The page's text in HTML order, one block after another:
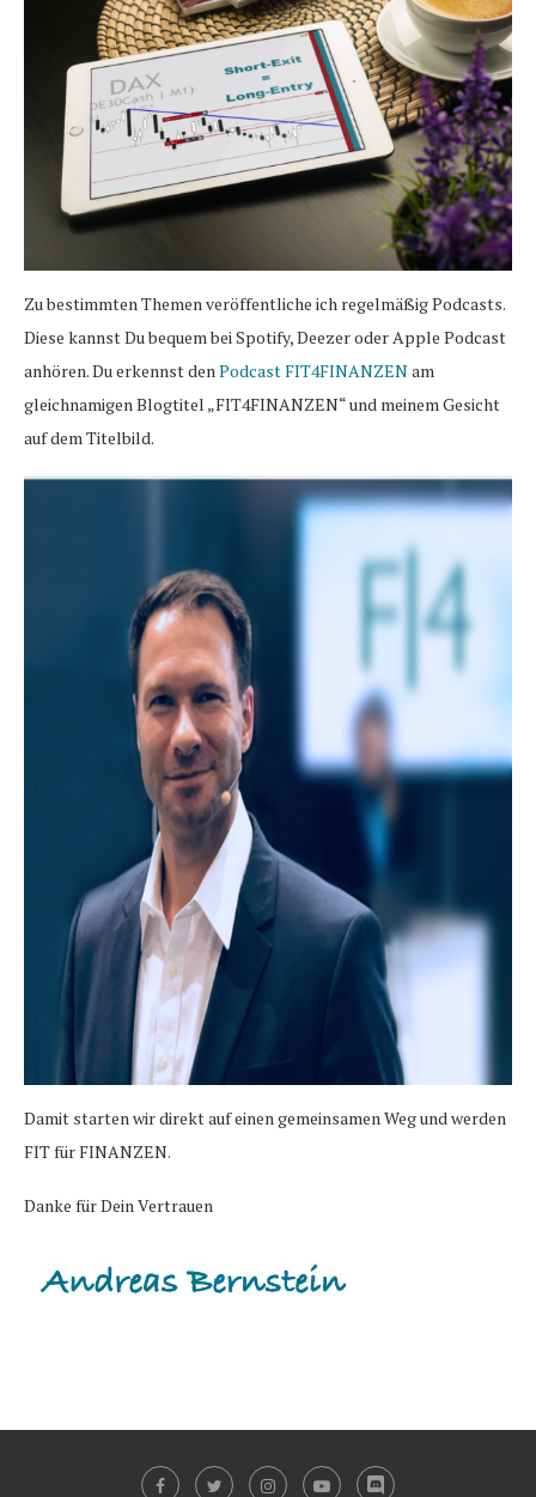
Zu bestimmten Themen veröffentliche ich regelmäßig Podcasts.
Diese kannst Du bequem bei Spotify, Deezer oder Apple Podcast
anhören. Du erkennst den Podcast FIT4FINANZENam
gleichnamigen Blogtitel „FIT4FINANZEN“ und meinem Gesicht
auf dem Titelbild.
Damit starten wir direkt auf einen gemeinsamen Weg und werden
FIT für FINANZEN.
Danke für Dein Vertrauen